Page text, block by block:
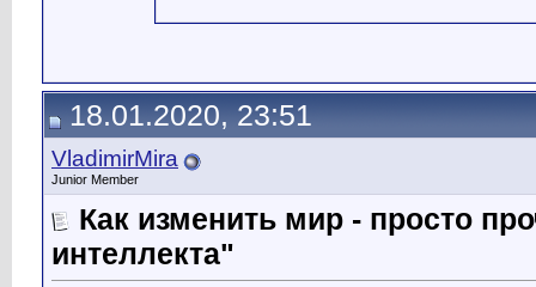
18.01.2020, 23:51
VladimirMira
Junior Member
Как изменить мир - просто
интеллекта"